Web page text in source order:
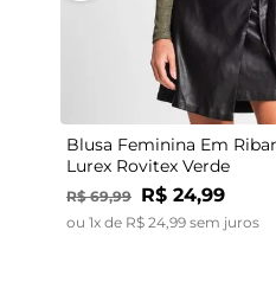
Blusa Feminina Em
Lurex Rovitex Verde
R$ 69,99 R$ 24,99
ou 1x de R$ 24 99 sem juros